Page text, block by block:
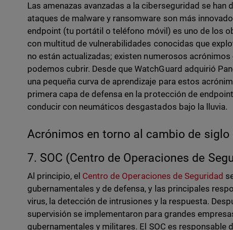
Las amenazas avanzadas a la ciberseguridad se
ataques de malware y ransomware son más
endpoint (tu portátil o teléfono móvil) es uno de los
con multitud de vulnerabilidades conocidas que
no están actualizadas; existen numerosos
podemos cubrir. Desde que WatchGuard adquirió
una pequeña curva de aprendizaje para estos
primera capa de defensa en la protección de
conducir con neumáticos desgastados bajo la lluvia.
Acrónimos en torno al cambio de siglo
7. SOC (Centro de Operaciones de
Al principio, el Centro de Operaciones de Seguridad
gubernamentales y de defensa, y las principales
virus, la detección de intrusiones y la respuesta.
supervisión se implementaron para grandes
gubernamentales y militares. El SOC es